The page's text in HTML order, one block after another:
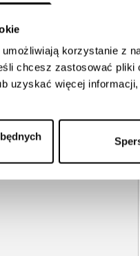
korzystanie z
chcesz zastosować pliki
uzyskać więcej